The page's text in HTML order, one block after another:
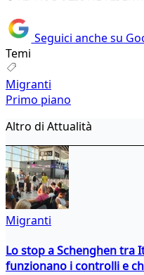
Seguici anche su
Temi
Migranti
Primo piano
Altro di Attualità
Migranti
Lo stop a Schenghen tra
funzionano i controlli e